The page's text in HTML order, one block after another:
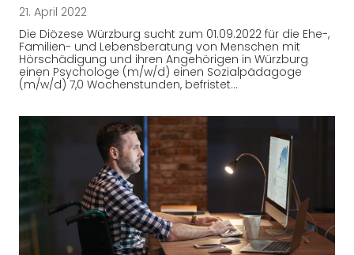
21. April 2022
Die Diözese Würzburg sucht zum 01.09.2022 für die Ehe-,
Familien- und Lebensberatung von Menschen mit
Hörschädigung und ihren Angehörigen in Würzburg
einen Psychologe (m/w/d) einen Sozialpädagoge
(m/w/d) 7,0 Wochenstunden, befristet…